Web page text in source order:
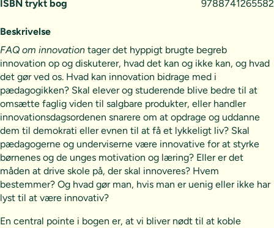
ISBN trykt bog
9788741265582
Beskrivelse
FAQ om innovation tager det hyppigt brugte begreb
innovation op og diskuterer, hvad det kan og ikke kan, og hvad
det gør ved os. Hvad kan innovation bidrage med i
pædagogikken? Skal elever og studerende blive bedre til at
omsætte faglig viden til salgbare produkter, eller handler
innovationsdagsordenen snarere om at opdrage og uddanne
dem til demokrati eller evnen til at få et lykkeligt liv? Skal
pædagogerne og underviserne være innovative for at styrke
børnenes og de unges motivation og læring? Eller er det
måden at drive skole på, der skal innoveres? Hvem
bestemmer? Og hvad gør man, hvis man er uenig eller ikke har
lyst til at være innovativ?
En central pointe i bogen er, at vi bliver nødt til at koble